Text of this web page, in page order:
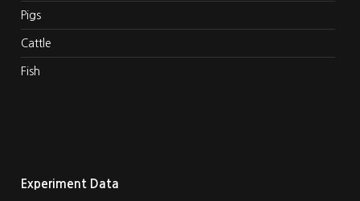
Pigs
Cattle
Fish
Experiment Data